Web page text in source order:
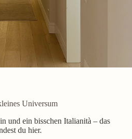
Universum
und ein bisschen Italianità – das
du hier.